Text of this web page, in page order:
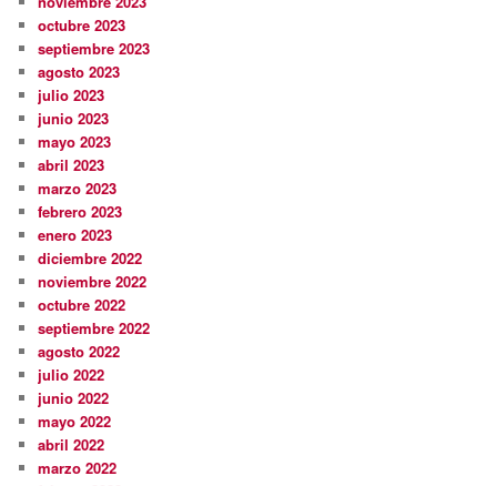
octubre 2023
septiembre 2023
agosto 2023
julio 2023
junio 2023
mayo 2023
abril 2023
marzo 2023
febrero 2023
enero 2023
diciembre 2022
noviembre 2022
octubre 2022
septiembre 2022
agosto 2022
julio 2022
junio 2022
mayo 2022
abril 2022
marzo 2022